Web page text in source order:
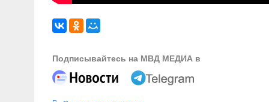
Подписывайтесь на МВД МЕДИА в